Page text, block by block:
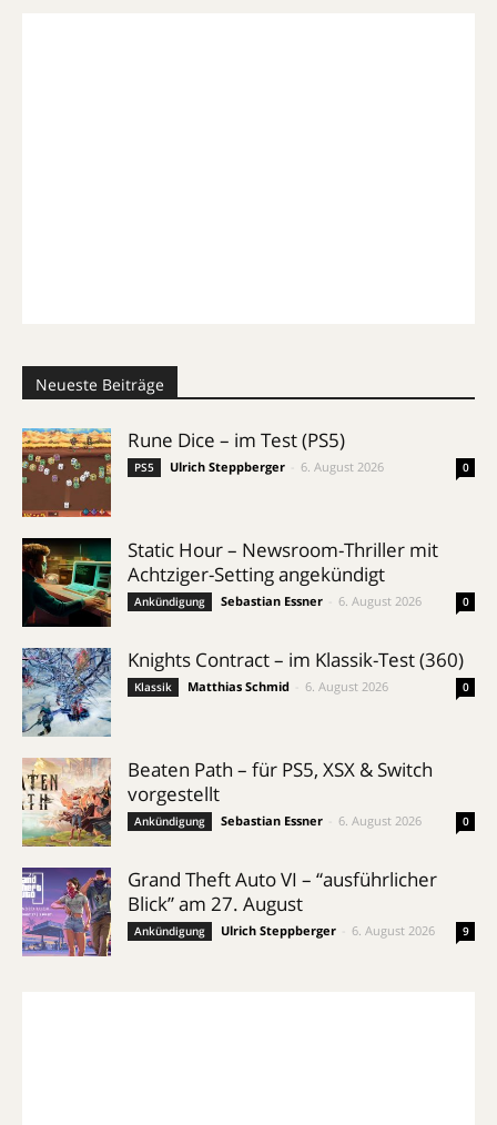
Neueste Beiträge
Rune Dice – im Test (PS5)
PS5 Ulrich Steppberger 6. August 2026 0
Static Hour – Newsroom-Thriller mit
Achtziger-Setting angekündigt
Ankündigung Sebastian Essner 6. August 2026 0
Knights Contract – im Klassik-Test (360)
Klassik Matthias Schmid 6. August 2026 0
Beaten Path – für PS5, XSX & Switch
vorgestellt
Ankündigung Sebastian Essner 6. August 2026 0
Grand Theft Auto VI – “ausführlicher
Blick” am 27. August
Ankündigung Ulrich Steppberger 6. August 2026 9